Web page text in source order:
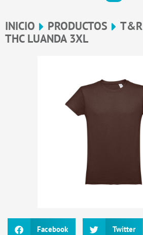
INICIO PRODUCTOS
T&R
THC LUANDA 3XL
Facebook Twitter